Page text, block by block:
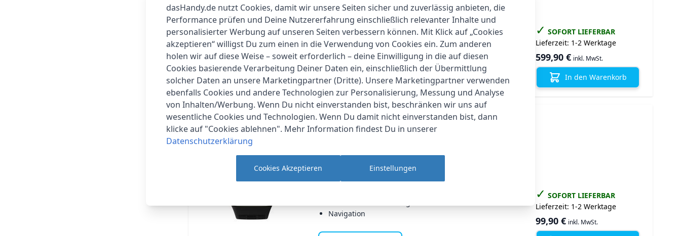
inkl. 2 Armbänder (Silikon Nylon)
1.5" AMOLED Display
Gesundheits- und Fitnesstracking
bis zu 30 Tage Akkulaufzeit
GPS-Navigation mit Dualband-Positionierung
Produkt ansehen
✓ SOFORT LIEFERBAR
Lieferzeit: 1-2 Werktage
599,90 € inkl. MwSt.
In den Warenkorb
Amazfit |Bip Max
Produkthighlights:
2,07" AMOLED Display
Fitness- und Gesundheitstracking
Navigation
✓ SOFORT LIEFERBAR
Lieferzeit: 1-2 Werktage
99,90 € inkl. MwSt.
dasHandy.de nutzt Cookies, damit wir unsere Seiten sicher und zuverlässig anbieten, die
Performance prüfen und Deine Nutzererfahrung einschließlich relevanter Inhalte und
personalisierter Werbung auf unseren Seiten verbessern können. Mit Klick auf „Cookies
akzeptieren“ willigst Du zum einen in die Verwendung von Cookies ein. Zum anderen
holen wir auf diese Weise – soweit erforderlich – deine Einwilligung in die auf diesen
Cookies basierende Verarbeitung Deiner Daten ein, einschließlich der Übermittlung
solcher Daten an unsere Marketingpartner (Dritte). Unsere Marketingpartner verwenden
ebenfalls Cookies und andere Technologien zur Personalisierung, Messung und Analyse
von Inhalten/Werbung. Wenn Du nicht einverstanden bist, beschränken wir uns auf
wesentliche Cookies und Technologien. Wenn Du damit nicht einverstanden bist, dann
klicke auf "Cookies ablehnen". Mehr Information findest Du in unserer
Datenschutzerklärung
Cookies Akzeptieren Einstellungen